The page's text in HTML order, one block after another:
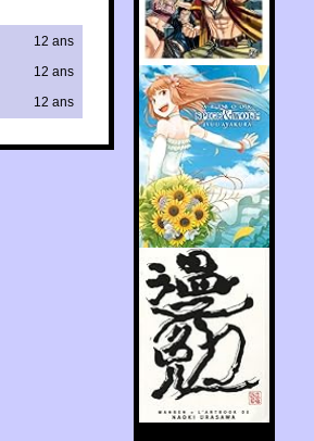
12 ans
12 ans
12 ans